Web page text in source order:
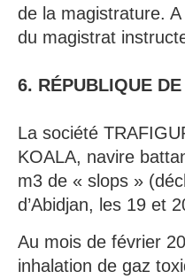
de la magistrature. A
du magistrat
6. RÉPUBLIQUE
La société
KOALA, navire
m3 de « slops »
d’Abidjan, les 19 et
Au mois de février
inhalation de gaz